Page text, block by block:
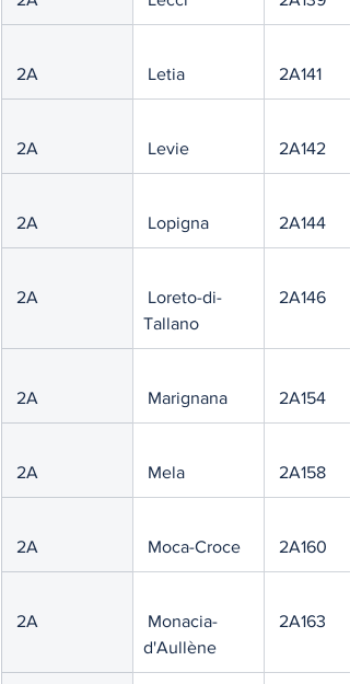
2A Letia 2A141
2A Levie 2A142
2A Lopigna 2A144
2A
Tallano
2A146
2A Marignana 2A154
2A Mela 2A158
2A Moca-Croce 2A160
2A
d'Aullène
2A163